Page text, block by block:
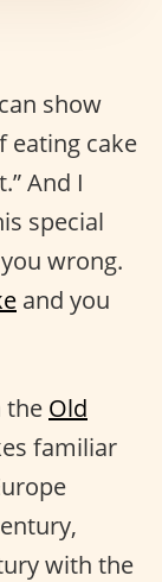
show
eating cake
And I
special
wrong.
and you
the Old
familiar
with the